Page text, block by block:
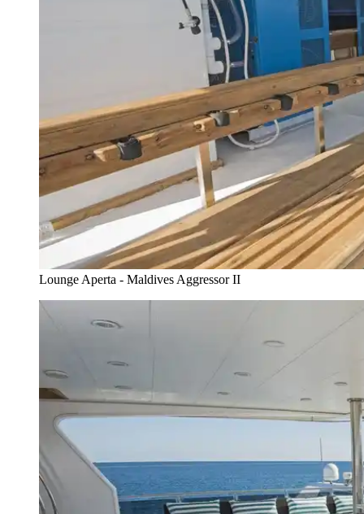
Lounge Aperta - Maldives Aggressor II